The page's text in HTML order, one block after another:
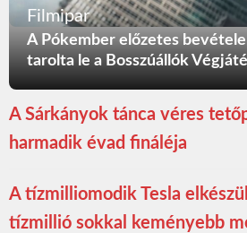
Filmipar
A Pókember előzetes
tarolta le a Bosszúállók
A Sárkányok tánca véres
harmadik évad fináléja
A tízmilliomodik Tesla
tízmillió sokkal keményebb